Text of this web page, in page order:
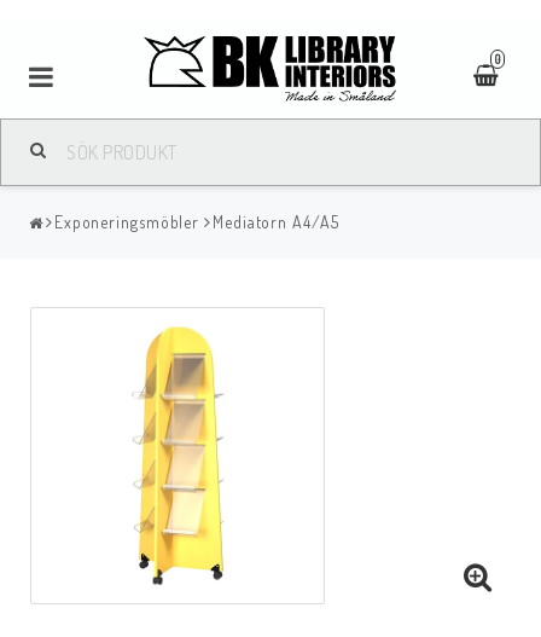
0
Exponeringsmöbler Mediatorn A4/A5